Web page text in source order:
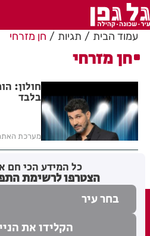
עמוד הבית תגיות חן מזרחי
חן מזרחי
בלבד
מערכת
כל המידע הכי חם
הצטרפו לרשימת